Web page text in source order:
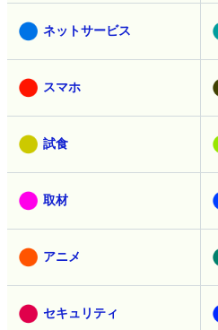
ネットサービス
スマホ
試食
取材
アニメ
セキュリティ